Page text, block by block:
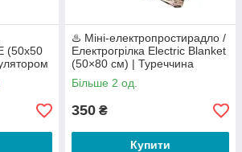
(50х50
♨️ Міні-електропростирадло /
Електрогрілка Electric Blanket
(50×80 см) | Туреччина
Бязевий чохол
Більше 2 од.
350 ₴
Купити